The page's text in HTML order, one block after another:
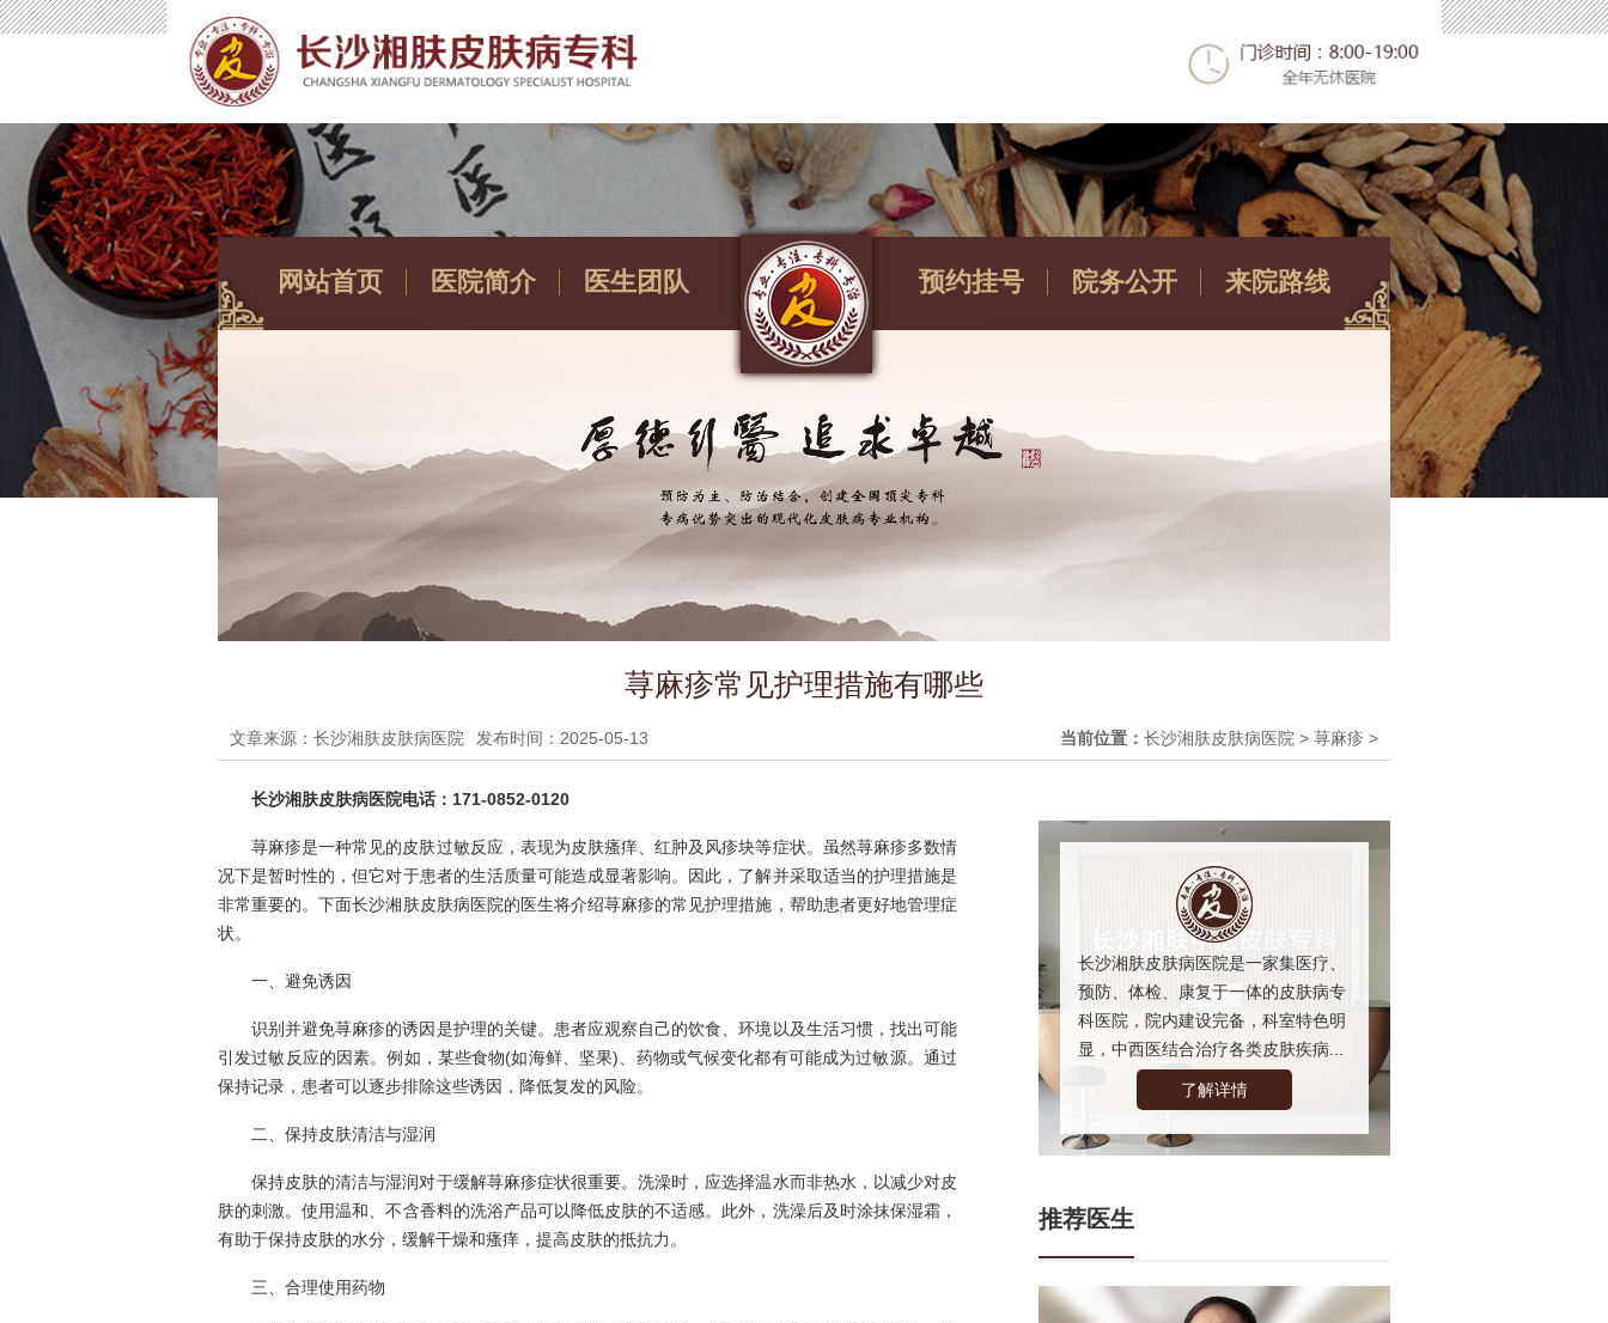
网站首页 医院简介 医生团队 预约挂号 院务公开 来院路线
荨麻疹常见护理措施有哪些
文章来源：长沙湘肤皮肤病医院 发布时间：2025-05-13 当前位置： 长沙湘肤皮肤病医院 > 荨麻疹 >
长沙湘肤皮肤病医院电话：171-0852-0120
荨麻疹是一种常见的皮肤过敏反应，表现为皮肤瘙痒、红肿及风疹块等症状。虽然荨麻疹多数情
况下是暂时性的，但它对于患者的生活质量可能造成显著影响。因此，了解并采取适当的护理措施是
非常重要的。下面长沙湘肤皮肤病医院的医生将介绍荨麻疹的常见护理措施，帮助患者更好地管理症
状。
一、避免诱因
识别并避免荨麻疹的诱因是护理的关键。患者应观察自己的饮食、环境以及生活习惯，找出可能
引发过敏反应的因素。例如，某些食物(如海鲜、坚果)、药物或气候变化都有可能成为过敏源。通过
保持记录，患者可以逐步排除这些诱因，降低复发的风险。
二、保持皮肤清洁与湿润
保持皮肤的清洁与湿润对于缓解荨麻疹症状很重要。洗澡时，应选择温水而非热水，以减少对皮
肤的刺激。使用温和、不含香料的洗浴产品可以降低皮肤的不适感。此外，洗澡后及时涂抹保湿霜，
有助于保持皮肤的水分，缓解干燥和瘙痒，提高皮肤的抵抗力。
三、合理使用药物
长沙湘肤皮肤病医院是一家集医疗、
预防、体检、康复于一体的皮肤病专
科医院，院内建设完备，科室特色明
显，中西医结合治疗各类皮肤疾病...
了解详情
推荐医生